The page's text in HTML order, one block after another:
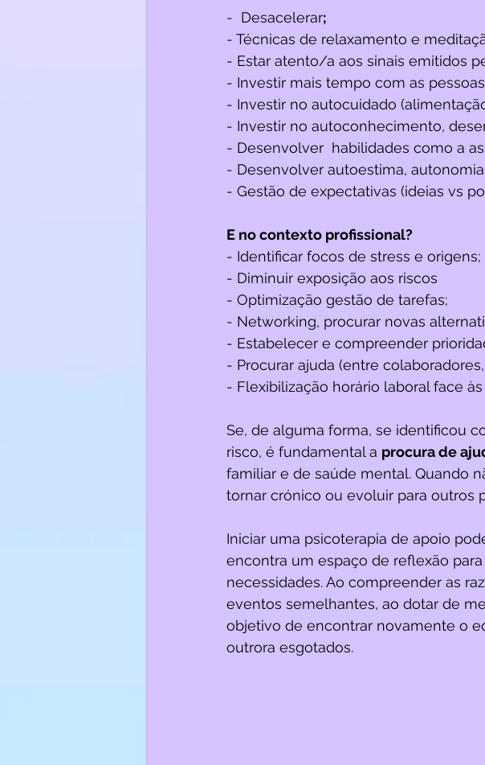
-  Desacelerar;
- Técnicas de relaxamento e
- Estar atento/a aos sinais emitidos
- Investir mais tempo com as
- Investir no autocuidado
- Investir no autoconhecimento,
- Desenvolver  habilidades como a
- Desenvolver autoestima,
- Gestão de expectativas (ideias vs
E no contexto profissional?
- Identificar focos de stress e origens;
- Diminuir exposição aos riscos
- Optimização gestão de tarefas;
- Networking, procurar novas
- Estabelecer e compreender
- Procurar ajuda (entre
- Flexibilização horário laboral face
Se, de alguma forma, se identificou
risco, é fundamental a procura de
familiar e de saúde mental. Quando
tornar crónico ou evoluir para outros
Iniciar uma psicoterapia de apoio
encontra um espaço de reflexão
necessidades. Ao compreender as
eventos semelhantes, ao dotar de
objetivo de encontrar novamente o
outrora esgotados.